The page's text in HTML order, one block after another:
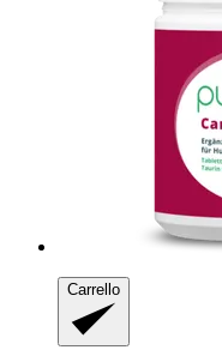
Carrello